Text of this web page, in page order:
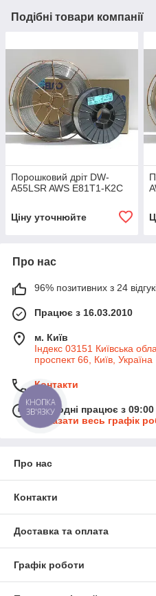
Подібні товари компанії
Порошковий дріт DW-
A55LSR AWS E81T1-K2C
Ціну уточнюйте
Про нас
96% позитивних з 24
Працює з 16.03.2010
м. Київ
Індекс 03151 Київська
проспект 66, Київ, Україна
Контакти
Сьогодні працює з
Показати весь графік
Про нас
Контакти
Доставка та оплата
Графік роботи
КНОПКА
ЗВ'ЯЗКУ